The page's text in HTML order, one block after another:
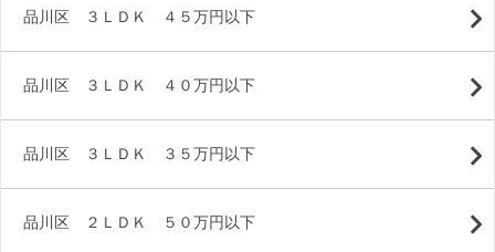
品川区 ３ＬＤＫ ４５万円以下
品川区 ３ＬＤＫ ４０万円以下
品川区 ３ＬＤＫ ３５万円以下
品川区 ２ＬＤＫ ５０万円以下